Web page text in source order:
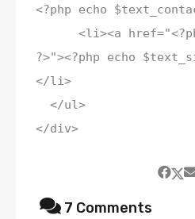
<?php echo
<li><a href="<?php
?>"><?php echo
</li>
</ul>
</div>
7 Comments